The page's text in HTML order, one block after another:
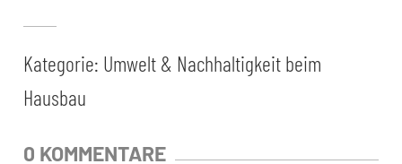
Kategorie: Umwelt & Nachhaltigkeit beim
Hausbau
0 KOMMENTARE